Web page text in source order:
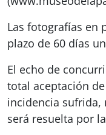
Las fotografías en
plazo de 60 días
El echo de
total aceptación
incidencia sufrida,
será resuelta por